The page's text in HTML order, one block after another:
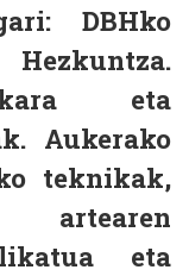
DBHko
eta
Aukerako
teknikak,
artearen
eta